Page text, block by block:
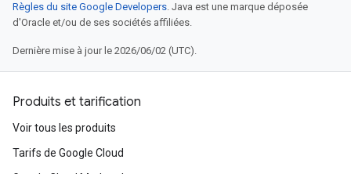
Règles du site Google Developers. Java est une marque déposée
d'Oracle et/ou de ses sociétés affiliées.
Dernière mise à jour le 2026/06/02 (UTC).
Produits et tarification
Voir tous les produits
Tarifs de Google Cloud